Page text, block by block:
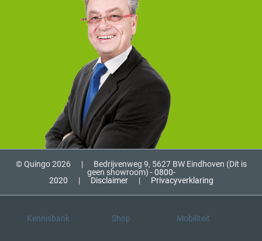
© Quingo 2026 |
Bedrijvenweg 9, 5627 BW Eindhoven (Dit is
geen showroom) -0800-
2020
| Disclaimer | Privacyverklaring
Kennisbank Shop Mobiliteit